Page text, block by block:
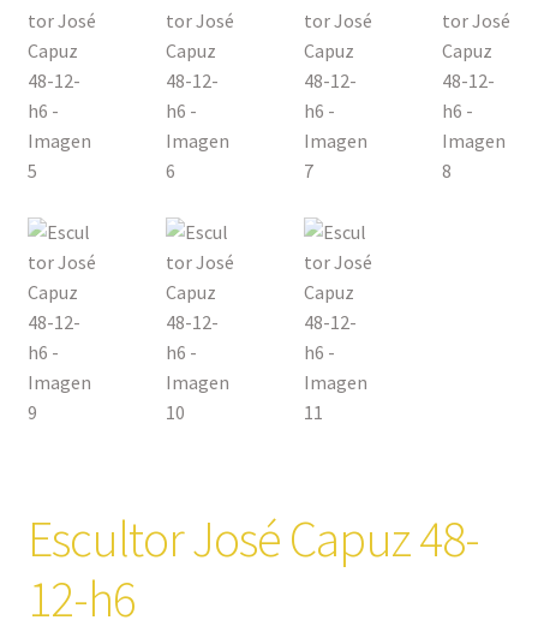
Escultor José Capuz 48-
12-h6